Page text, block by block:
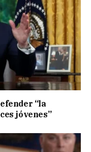
“la
jóvenes”